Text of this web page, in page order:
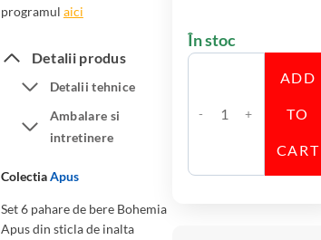
programul aici
Detalii produs
Detalii tehnice
Ambalare si
intretinere
ColectiaApus
Set 6 pahare de bere Bohemia
Apus din sticla de inalta
În stoc
C
ADD
TO
CART